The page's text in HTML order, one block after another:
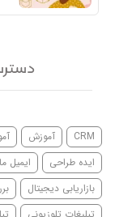
CRM آموزش
ایده طراحی
ایمیل
بازاریابی دیجیتال